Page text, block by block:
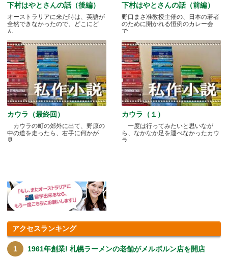
下村はやとさんの話（後編）
オーストラリアに来た時は、英語が
全然できなかったので、どこにど
ん.....
下村はやとさんの話（前編）
野口まさ准教授主催の、日本の若者
のために開かれる恒例のカレー会
で.....
カウラ（最終回）
カウラの町の郊外に出て、野原の
中の道を走ったら、右手に何かが
見.....
カウラ（１）
一度は行ってみたいと思いなが
ら、なかなか足を運べなかったカウ
ラ.....
アクセスランキング
1961年創業! 札幌ラーメンの老舗がメルボルン店を開店